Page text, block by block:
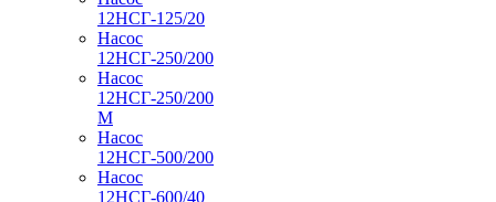
12НСГ-125/20
Насос
12НСГ-250/200
Насос
12НСГ-250/200
М
Насос
12НСГ-500/200
Насос
12НСГ-600/40